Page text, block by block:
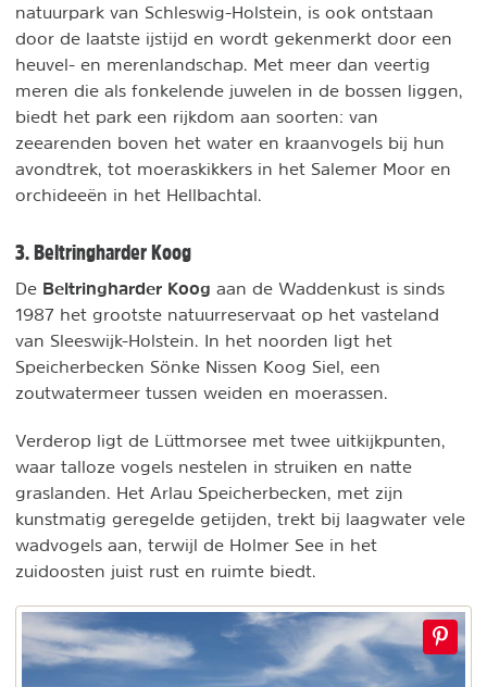
natuurpark van Schleswig-Holstein, is ook ontstaan
door de laatste ijstijd en wordt gekenmerkt door een
heuvel- en merenlandschap. Met meer dan veertig
meren die als fonkelende juwelen in de bossen liggen,
biedt het park een rijkdom aan soorten: van
zeearenden boven het water en kraanvogels bij hun
avondtrek, tot moeraskikkers in het Salemer Moor en
orchideeën in het Hellbachtal.
3. Beltringharder Koog
De Beltringharder Koog aan de Waddenkust is sinds
1987 het grootste natuurreservaat op het vasteland
van Sleeswijk-Holstein. In het noorden ligt het
Speicherbecken Sönke Nissen Koog Siel, een
zoutwatermeer tussen weiden en moerassen.
Verderop ligt de Lüttmorsee met twee uitkijkpunten,
waar talloze vogels nestelen in struiken en natte
graslanden. Het Arlau Speicherbecken, met zijn
kunstmatig geregelde getijden, trekt bij laagwater vele
wadvogels aan, terwijl de Holmer See in het
zuidoosten juist rust en ruimte biedt.